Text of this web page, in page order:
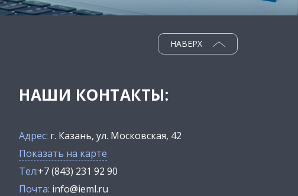
НАВЕРХ
НАШИ КОНТАКТЫ:
Адрес: г. Казань, ул. Московская, 42
Показать на карте
Тел:+7 (843) 231 92 90
Почта: info@ieml.ru